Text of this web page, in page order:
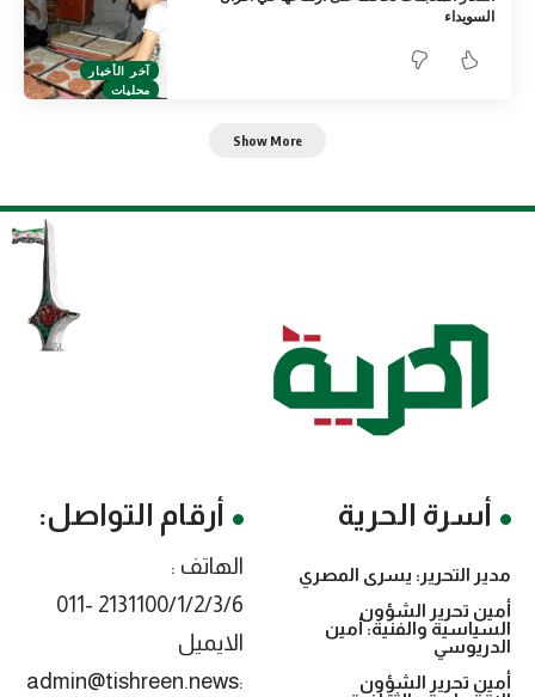
آخر الأخبار
محليات
السويداء
Show More
أسرة الحرية
مدير التحرير: يسرى المصري
أمين تحرير الشؤون
السياسية والفنية: أمين
الدريوسي
أمين تحرير الشؤون
أرقام التواصل:
الهاتف :
2131100/1/2/3/6 -011
الايميل
:admin@tishreen.news